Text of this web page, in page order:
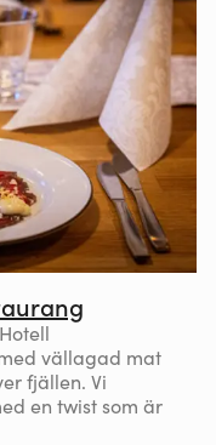
vällagad mat
fjällen. Vi
en twist som är